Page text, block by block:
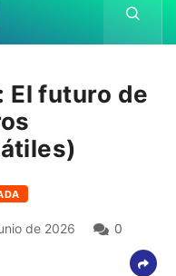
El futuro de
de 2026 0